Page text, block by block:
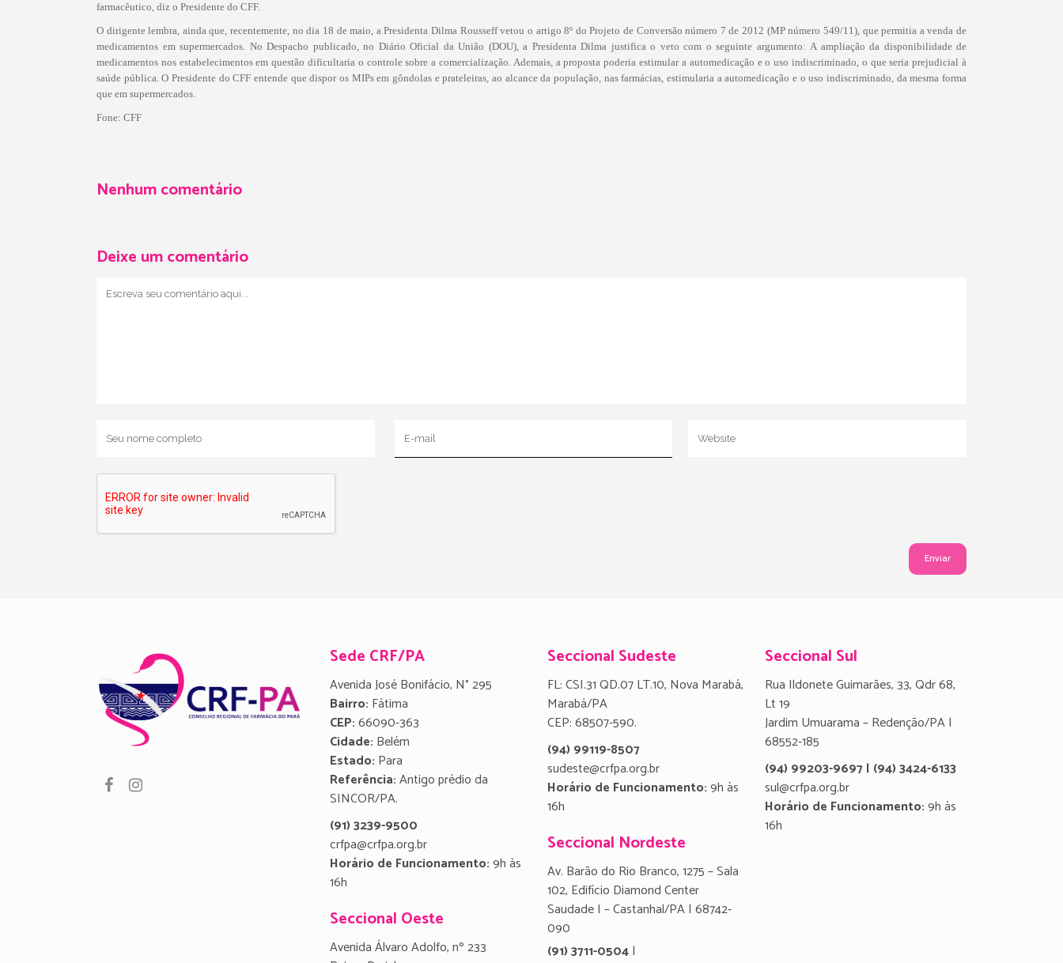
farmacêutico, diz o Presidente do CFF.
O dirigente lembra, ainda que, recentemente, no dia 18 de maio, a Presidenta Dilma Rousseff vetou o artigo 8º do Projeto de Conversão número 7 de 2012 (MP número 549/11), que permitia a venda de
medicamentos em supermercados. No Despacho publicado, no Diário Oficial da União (DOU), a Presidenta Dilma justifica o veto com o seguinte argumento: A ampliação da disponibilidade de
medicamentos nos estabelecimentos em questão dificultaria o controle sobre a comercialização. Ademais, a proposta poderia estimular a automedicação e o uso indiscriminado, o que seria prejudicial à
saúde pública. O Presidente do CFF entende que dispor os MIPs em gôndolas e prateleiras, ao alcance da população, nas farmácias, estimularia a automedicação e o uso indiscriminado, da mesma forma
que em supermercados.
Fone: CFF
Nenhum comentário
Deixe um comentário
Sede CRF/PA
Avenida José Bonifácio, N° 295
Bairro: Fátima
CEP:66090-363
Cidade: Belém
Estado: Para
Referência:Antigo prédio da
SINCOR/PA.
(91) 3239-9500
crfpa@crfpa.org.br
Horário de Funcionamento:9h às
16h
Seccional Oeste
Avenida Álvaro Adolfo, nº 233
Seccional Sudeste
FL: CSI.31 QD.07 LT.10, Nova Marabá,
Marabá/PA
CEP: 68507-590.
(94) 99119-8507
sudeste@crfpa.org.br
Horário de Funcionamento:9h às
16h
Seccional Nordeste
Av. Barão do Rio Branco, 1275 – Sala
102, Edifício Diamond Center
Saudade I – Castanhal/PA | 68742-
090
(91) 3711-0504|
Seccional Sul
Rua Ildonete Guimarães, 33, Qdr 68,
Lt 19
Jardim Umuarama – Redenção/PA |
68552-185
(94) 99203-9697 | (94) 3424-6133
sul@crfpa.org.br
Horário de Funcionamento:9h às
16h